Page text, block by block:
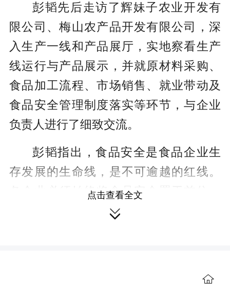
彭韬先后走访了辉妹子农业开发有
限公司、梅山农产品开发有限公司，深
入生产一线和产品展厅，实地察看生产
线运行与产品展示，并就原材料采购、
食品加工流程、市场销售、就业带动及
食品安全管理制度落实等环节，与企业
负责人进行了细致交流。
彭韬指出，食品安全是食品企业生
存发展的生命线，是不可逾越的红线。
各企业必须始终将食品安全置于首位，
严格落实主体责任，全面加强质量控
点击查看全文
